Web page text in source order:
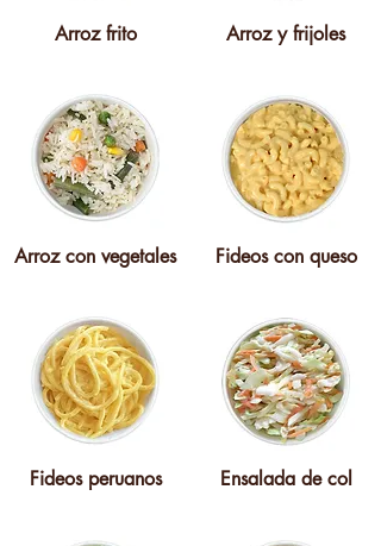
Arroz frito
Arroz con vegetales
Fideos peruanos
Arroz y frijoles
Fideos con queso
Ensalada de col